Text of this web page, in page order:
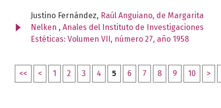
Justino Fernández, Raúl Anguiano, de Margarita
Nelken , Anales del Instituto de Investigaciones
Estéticas: Volumen VII, número 27, año 1958
<< < 1 2 3 4 5 6 7 8 9 10 >